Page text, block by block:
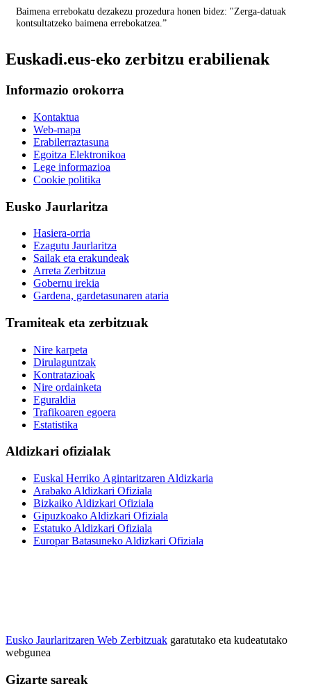
Baimena errebokatu dezakezu prozedura honen bidez: "Zerga-datuak
kontsultatzeko baimena errebokatzea.”
Euskadi.eus-eko zerbitzu erabilienak
Informazio orokorra
Kontaktua
Web-mapa
Erabilerraztasuna
Egoitza Elektronikoa
Lege informazioa
Cookie politika
Eusko Jaurlaritza
Hasiera-orria
Ezagutu Jaurlaritza
Sailak eta erakundeak
Arreta Zerbitzua
Gobernu irekia
Gardena, gardetasunaren ataria
Tramiteak eta zerbitzuak
Nire karpeta
Dirulaguntzak
Kontratazioak
Nire ordainketa
Eguraldia
Trafikoaren egoera
Estatistika
Aldizkari ofizialak
Euskal Herriko Agintaritzaren Aldizkaria
Arabako Aldizkari Ofiziala
Bizkaiko Aldizkari Ofiziala
Gipuzkoako Aldizkari Ofiziala
Estatuko Aldizkari Ofiziala
Europar Batasuneko Aldizkari Ofiziala
Eusko Jaurlaritzaren Web Zerbitzuak garatutako eta kudeatutako
webgunea
Gizarte sareak